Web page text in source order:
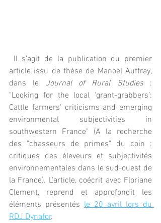
article issu de thèse de Manoel Auffray,
dans le Journal of Rural Studies :
"Looking for the local ‘grant-grabbers’:
Cattle farmers' criticisms and emerging
environmental subjectivities in
southwestern France" (A la recherche
des "chasseurs de primes" du coin :
critiques des éleveurs et subjectivités
environnementales dans le sud-ouest de
la France). L'article, coécrit avec Floriane
Clement, reprend et approfondit les
éléments présentés le 20 avril lors du
RDJ Dynafor.